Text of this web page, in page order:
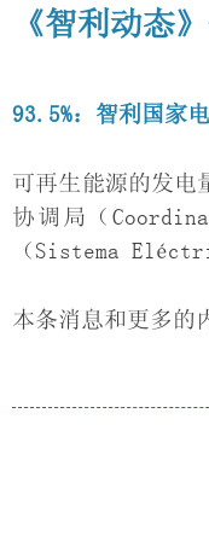
《智利动态
93.5%：智利国家
可再生能源的发电
协调局（
（Sistema
本条消息和更多的